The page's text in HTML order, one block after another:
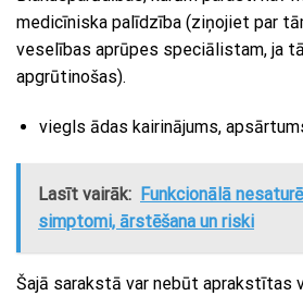
medicīniska palīdzība (ziņojiet par
veselības aprūpes speciālistam, ja
apgrūtinošas).
viegls ādas kairinājums,
Lasīt vairāk: Funkcionālā
simptomi, ārstēšana un riski
Šajā sarakstā var nebūt aprakstītas